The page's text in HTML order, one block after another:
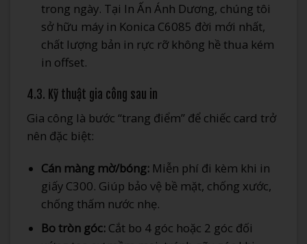
trong ngày. Tại In Ấn Ánh Dương, chúng tôi
sở hữu máy in Konica C6085 đời mới nhất,
chất lượng bản in rực rỡ không hề thua kém
in offset.
4.3. Kỹ thuật gia công sau in
Gia công là bước “trang điểm” để chiếc card trở
nên đặc biệt:
Cán màng mờ/bóng:Miễn phí đi kèm khi in
giấy C300. Giúp bảo vệ bề mặt, chống xước,
chống thấm nước nhẹ.
Bo tròn góc:Cắt bo 4 góc hoặc 2 góc đối